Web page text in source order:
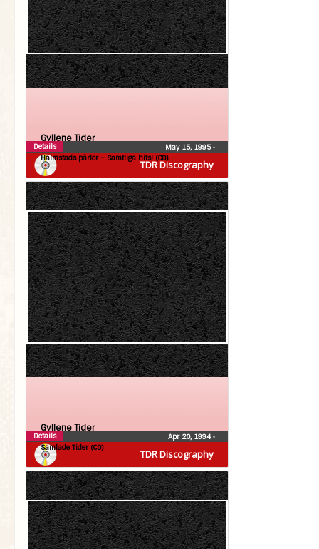
TDR Discography
Gyllene Tider
Halmstads pärlor – Samtliga hits! (CD)
May 15, 1995•
Details
TDR Discography
Gyllene Tider
Samlade Tider (CD)
Apr 20, 1994•
Details